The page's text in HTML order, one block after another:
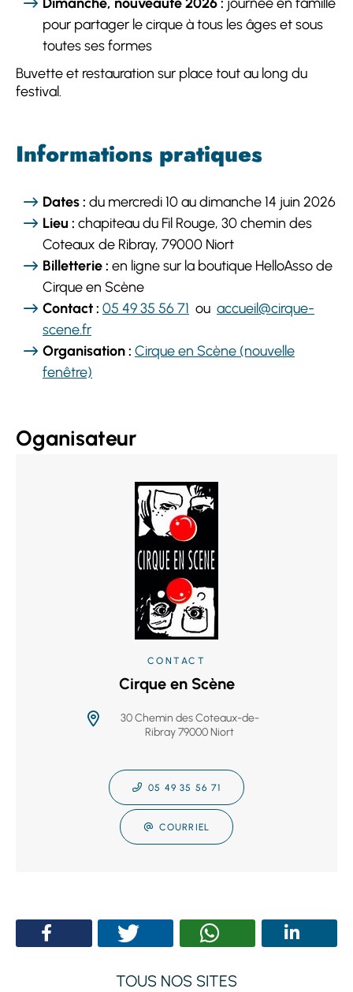
pour partager le cirque à tous les âges et sous
toutes ses formes
Buvette et restauration sur place tout au long du
festival.
Informations pratiques
Dates : du mercredi 10 au dimanche 14 juin 2026
Lieu : chapiteau du Fil Rouge, 30 chemin des
Coteaux de Ribray, 79000 Niort
Billetterie : en ligne sur la boutique HelloAsso de
Cirque en Scène
Contact : 05 49 35 56 71 ou accueil@cirque-
scene.fr
Organisation : Cirque en Scène (nouvelle
fenêtre)
Oganisateur
CONTACT
Cirque en Scène
30 Chemin des Coteaux-de-
Ribray 79000 Niort
05 49 35 56 71
COURRIEL
TOUS NOS SITES